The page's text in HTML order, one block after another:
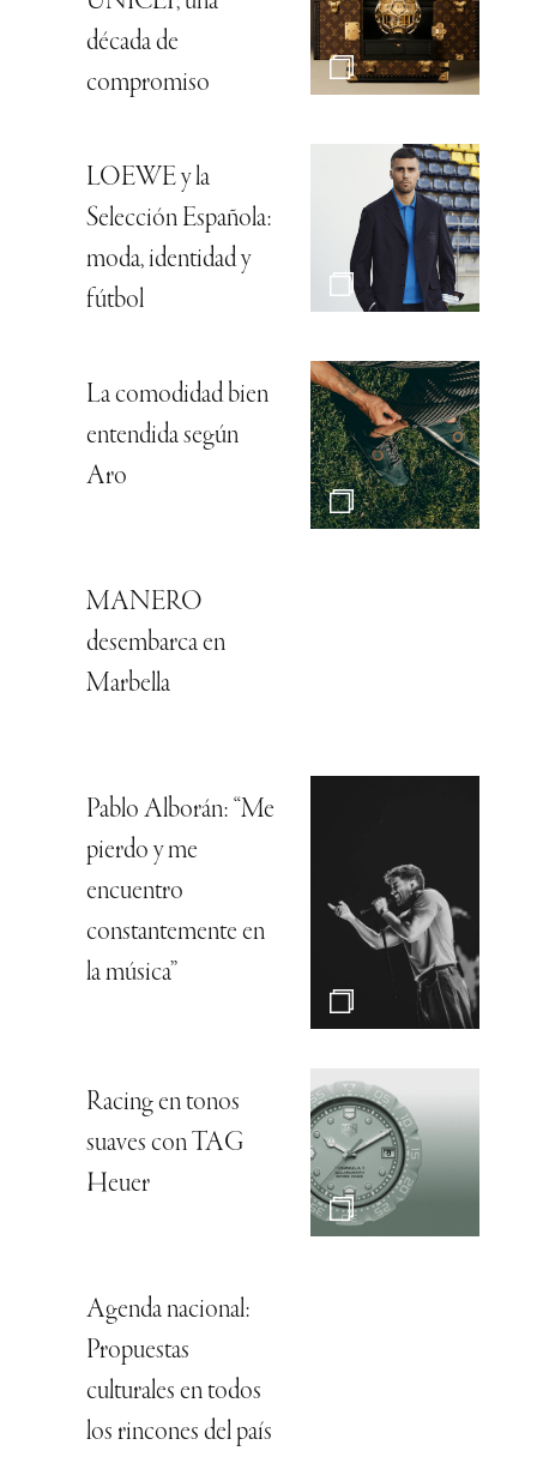
década de
compromiso
LOEWE y la
Selección Española:
moda, identidad y
fútbol
La comodidad bien
entendida según
Aro
MANERO
desembarca en
Marbella
Pablo Alborán: “Me
pierdo y me
encuentro
constantemente en
la música”
Racing en tonos
suaves con TAG
Heuer
Agenda nacional:
Propuestas
culturales en todos
los rincones del país